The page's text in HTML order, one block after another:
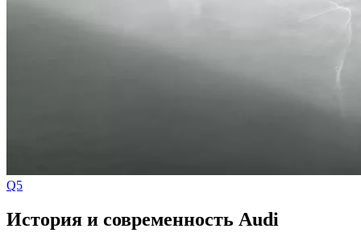
Q5
История и современность Audi